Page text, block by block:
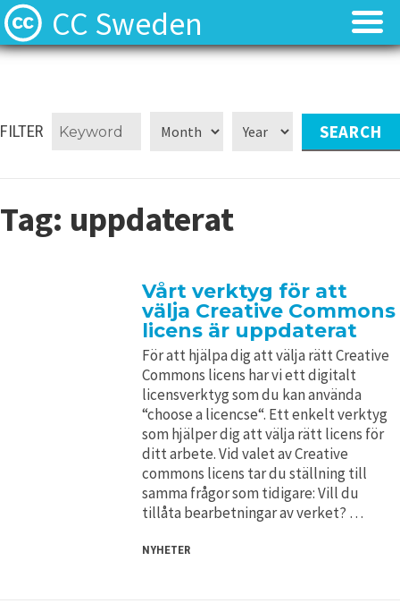
CC Sweden
Nyheter
Nyheter
FILTER
Tag: uppdaterat
Vårt verktyg för att
välja Creative Commons
licens är uppdaterat
För att hjälpa dig att välja rätt Creative
Commons licens har vi ett digitalt
licensverktyg som du kan använda
“choose a licencse“. Ett enkelt verktyg
som hjälper dig att välja rätt licens för
ditt arbete. Vid valet av Creative
commons licens tar du ställning till
samma frågor som tidigare: Vill du
tillåta bearbetningar av verket? …
NYHETER